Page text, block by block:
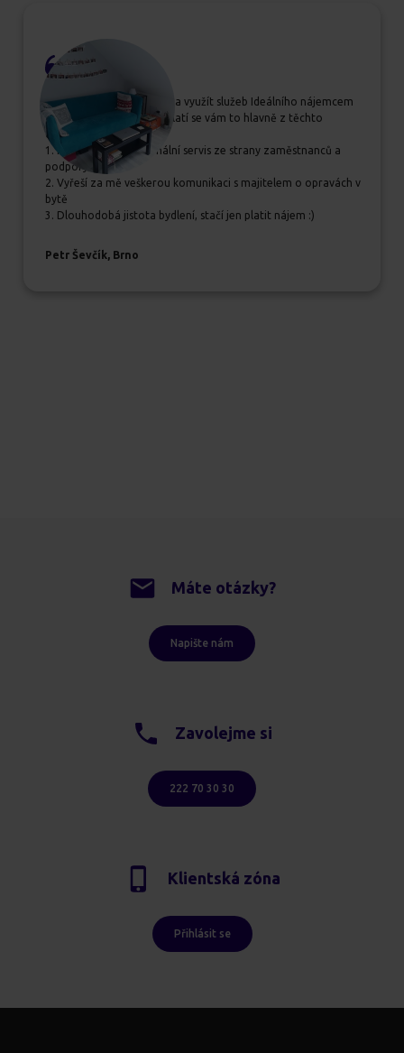
Pokud se rozhodujete, zda využít služeb Ideálního nájemcem
určitě jim dejte šanci, vyplatí se vám to hlavně z těchto
důvodů:
1. Příjemný a profesionální servis ze strany zaměstnanců a
podpory
2. Vyřeší za mě veškerou komunikaci s majitelem o opravách v
bytě
3. Dlouhodobá jistota bydlení, stačí jen platit nájem :)
Petr Ševčík, Brno
Máte otázky?
Napište nám
Zavolejme si
222 70 30 30
Klientská zóna
Přihlásit se